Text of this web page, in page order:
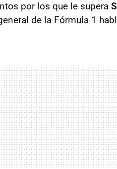
por los que le supera
de la Fórmula 1